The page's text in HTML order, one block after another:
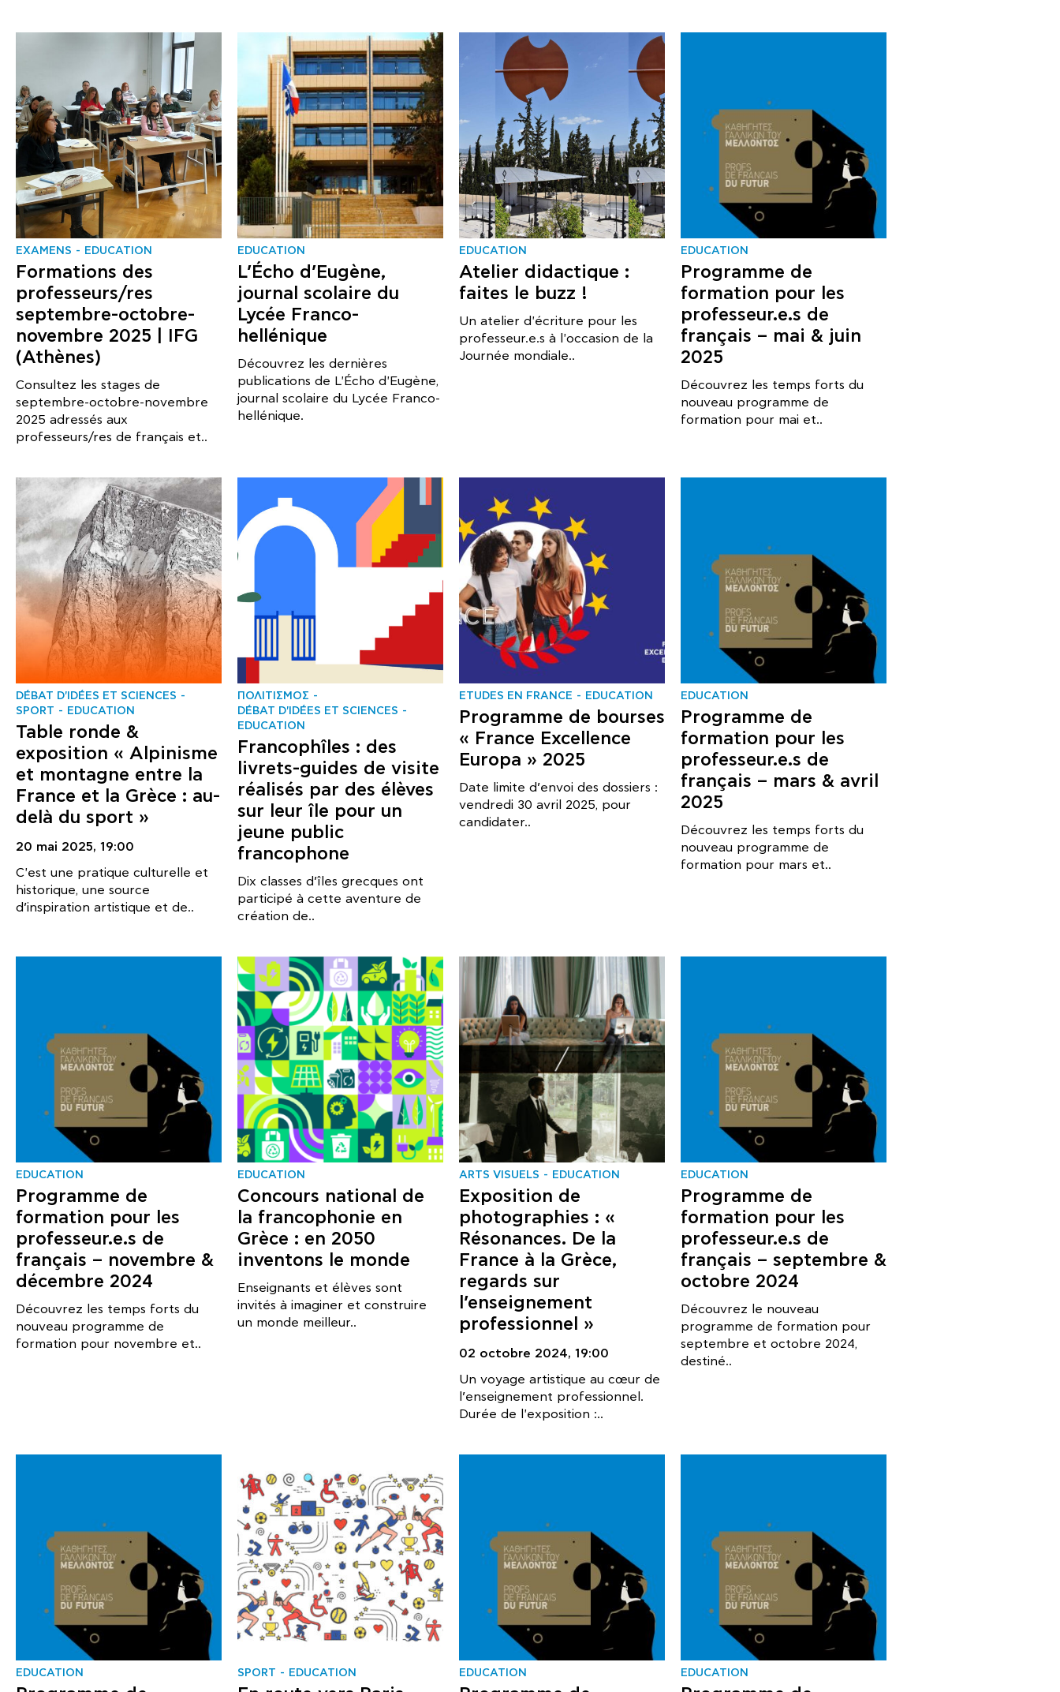
EXAMENS EDUCATION
Formations des
professeurs/res
septembre-octobre-
novembre 2025 | IFG
(Athènes)
Consultez les stages de
septembre-octobre-novembre
2025 adressés aux
professeurs/res de français et..
EDUCATION
L’Écho d’Eugène,
journal scolaire du
Lycée Franco-
hellénique
Découvrez les dernières
publications de L'Écho d'Eugène,
journal scolaire du Lycée Franco-
hellénique.
EDUCATION
Atelier didactique :
faites le buzz !
Un atelier d'écriture pour les
professeur.e.s à l'occasion de la
Journée mondiale..
EDUCATION
Programme de
formation pour les
professeur.e.s de
français – mai & juin
2025
Découvrez les temps forts du
nouveau programme de
formation pour mai et..
DÉBAT D'IDÉES ET SCIENCES
SPORT
EDUCATION
Table ronde &
exposition « Alpinisme
et montagne entre la
France et la Grèce : au-
delà du sport »
20 mai 2025, 19:00
C'est une pratique culturelle et
historique, une source
d’inspiration artistique et de..
ΠΟΛΙΤΙΣΜΟΣ
DÉBAT D'IDÉES ET SCIENCES
EDUCATION
Francophîles : des
livrets-guides de visite
réalisés par des élèves
sur leur île pour un
jeune public
francophone
Dix classes d’îles grecques ont
participé à cette aventure de
création de..
ΕTUDES EN FRANCE EDUCATION
Programme de bourses
« France Excellence
Europa » 2025
Date limite d’envoi des dossiers :
vendredi 30 avril 2025, pour
candidater..
EDUCATION
Programme de
formation pour les
professeur.e.s de
français – mars & avril
2025
Découvrez les temps forts du
nouveau programme de
formation pour mars et..
EDUCATION
Programme de
formation pour les
professeur.e.s de
français – novembre &
décembre 2024
Découvrez les temps forts du
nouveau programme de
formation pour novembre et..
EDUCATION
Concours national de
la francophonie en
Grèce : en 2050
inventons le monde
Enseignants et élèves sont
invités à imaginer et construire
un monde meilleur..
ARTS VISUELS EDUCATION
Exposition de
photographies : «
Résonances. De la
France à la Grèce,
regards sur
l’enseignement
professionnel »
02 octobre 2024, 19:00
Un voyage artistique au cœur de
l’enseignement professionnel.
Durée de l'exposition :..
EDUCATION
Programme de
formation pour les
professeur.e.s de
français – septembre &
octobre 2024
Découvrez le nouveau
programme de formation pour
septembre et octobre 2024,
destiné..
EDUCATION SPORT EDUCATION EDUCATION EDUCATION